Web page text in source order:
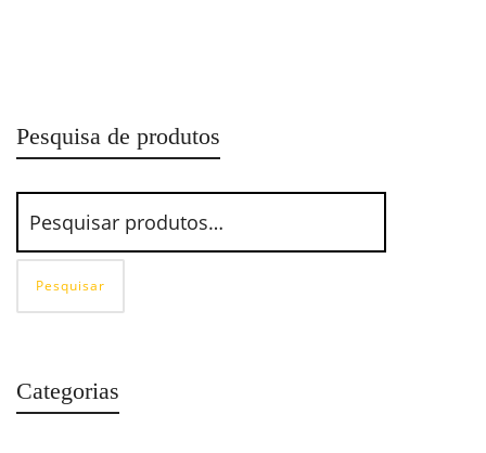
Pesquisa de produtos
Pesquisar
Categorias